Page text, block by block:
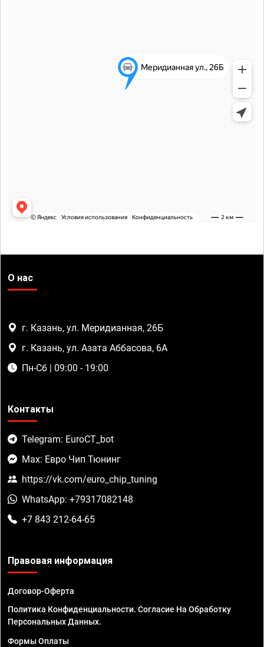
О нас
г. Казань, ул. Меридианная, 26Б
г. Казань, ул. Азата Аббасова, 6А
Пн-Сб | 09:00 - 19:00
Контакты
Telegram: EuroCT_bot
Max: Евро Чип Тюнинг
https://vk.com/euro_chip_tuning
WhatsApp: +79317082148
+7 843 212-64-65
Правовая информация
Договор-Оферта
Политика Конфиденциальности. Согласие На Обработку
Персональных Данных.
Формы Оплаты